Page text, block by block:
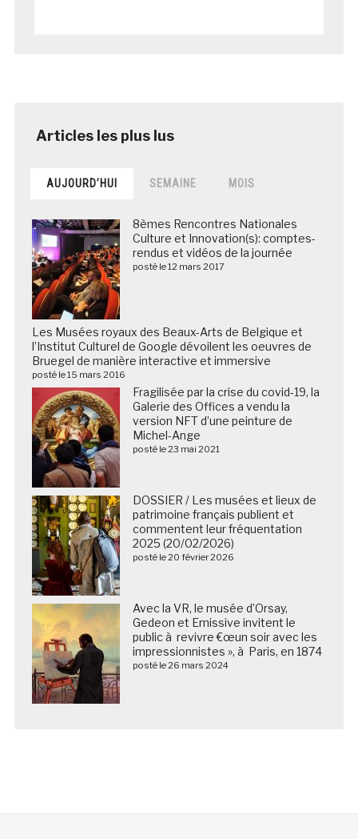
AUJOURD’HUI SEMAINE MOIS
8èmes Rencontres Nationales
Culture et Innovation(s): comptes-
rendus et vidéos de la journée
posté le 12 mars 2017
Les Musées royaux des Beaux-Arts de Belgique et
l’Institut Culturel de Google dévoilent les oeuvres de
Bruegel de manière interactive et immersive
posté le 15 mars 2016
Fragilisée par la crise du covid-19, la
Galerie des Offices a vendu la
version NFT d’une peinture de
Michel-Ange
posté le 23 mai 2021
DOSSIER / Les musées et lieux de
patrimoine français publient et
commentent leur fréquentation
2025 (20/02/2026)
posté le 20 février 2026
Avec la VR, le musée d’Orsay,
Gedeon et Emissive invitent le
public à revivre €œun soir avec les
impressionnistes », à Paris, en 1874
posté le 26 mars 2024